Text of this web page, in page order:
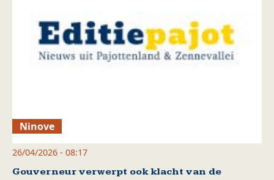
Ninove
26/04/2026 - 08:17
Gouverneur verwerpt ook klacht van de